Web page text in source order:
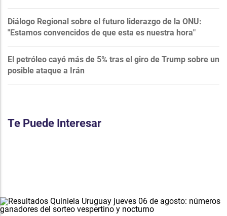
Diálogo Regional sobre el futuro liderazgo de la ONU:
"Estamos convencidos de que esta es nuestra hora"
El petróleo cayó más de 5% tras el giro de Trump sobre un
posible ataque a Irán
Te Puede Interesar